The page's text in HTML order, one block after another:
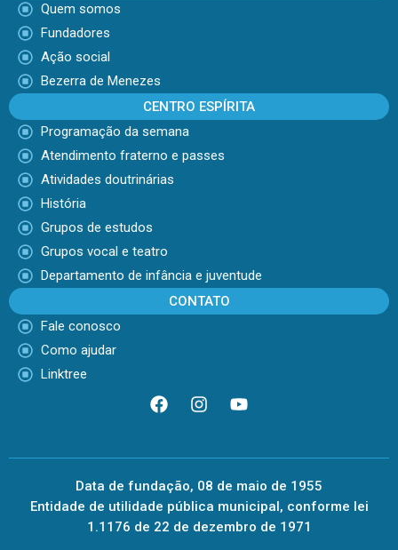
Quem somos
Fundadores
Ação social
Bezerra de Menezes
CENTRO ESPÍRITA
Programação da semana
Atendimento fraterno e passes
Atividades doutrinárias
História
Grupos de estudos
Grupos vocal e teatro
Departamento de infância e juventude
CONTATO
Fale conosco
Como ajudar
Linktree
Data de fundação, 08 de maio de 1955
Entidade de utilidade pública municipal, conforme lei
1.1176 de 22 de dezembro de 1971